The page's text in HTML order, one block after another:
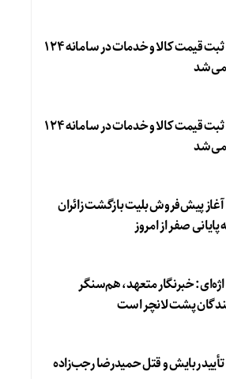
ثبت قیمت کالا و خدمات در سامانه 124
شد
ثبت قیمت کالا و خدمات در سامانه 124
شد
آغاز پیش‌فروش بلیت بازگشت زائران
صفر از امروز
اژه‌ای: خبرنگار متعهد، هم‌سنگر
پشت لانچر است
تأیید ربایش و قتل حمیدرضا رجب‌زاده